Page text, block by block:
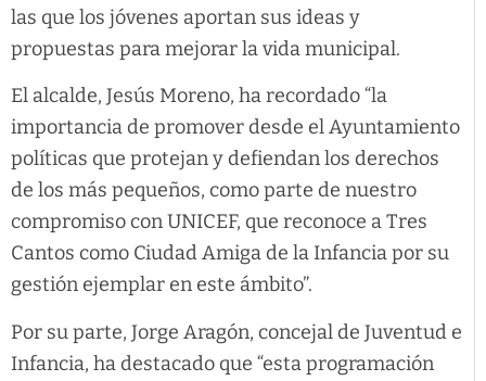
las que los jóvenes aportan sus ideas y
propuestas para mejorar la vida municipal.
El alcalde, Jesús Moreno, ha recordado “la
importancia de promover desde el Ayuntamiento
políticas que protejan y defiendan los derechos
de los más pequeños, como parte de nuestro
compromiso con UNICEF, que reconoce a Tres
Cantos como Ciudad Amiga de la Infancia por su
gestión ejemplar en este ámbito”.
Por su parte, Jorge Aragón, concejal de Juventud e
Infancia, ha destacado que “esta programación